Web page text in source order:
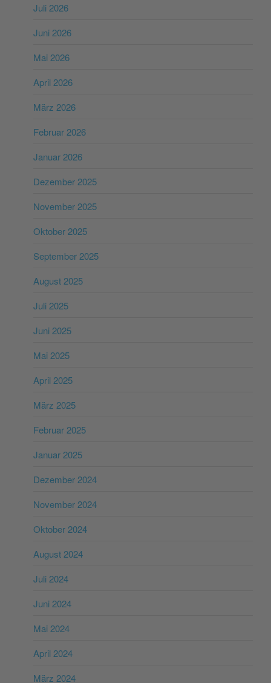
Juli 2026
Juni 2026
Mai 2026
April 2026
März 2026
Februar 2026
Januar 2026
Dezember 2025
November 2025
Oktober 2025
September 2025
August 2025
Juli 2025
Juni 2025
Mai 2025
April 2025
März 2025
Februar 2025
Januar 2025
Dezember 2024
November 2024
Oktober 2024
August 2024
Juli 2024
Juni 2024
Mai 2024
April 2024
März 2024